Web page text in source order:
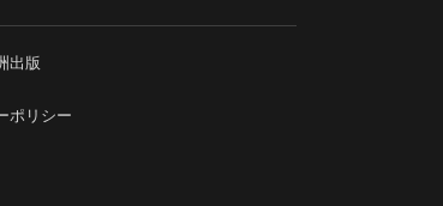
出版
ポリシー